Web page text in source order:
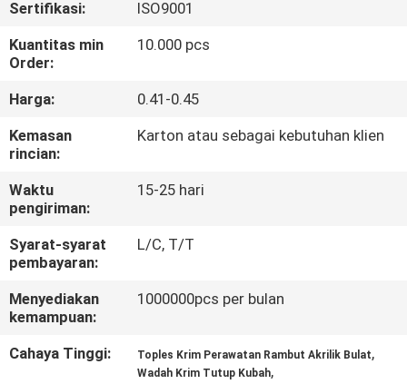
KONTROL
HUBUNGI
PENAWARAN
SITEMAP
Sertifikasi:
ISO9001
Kuantitas min
Order:
10.000 pcs
Harga:
0.41-0.45
Kemasan
rincian:
Karton atau sebagai kebutuhan klien
Waktu
pengiriman:
15-25 hari
Syarat-syarat
pembayaran:
L/C, T/T
Menyediakan
kemampuan:
1000000pcs per bulan
Cahaya Tinggi: Toples Krim Perawatan Rambut Akrilik Bulat,
Wadah Krim Tutup Kubah,